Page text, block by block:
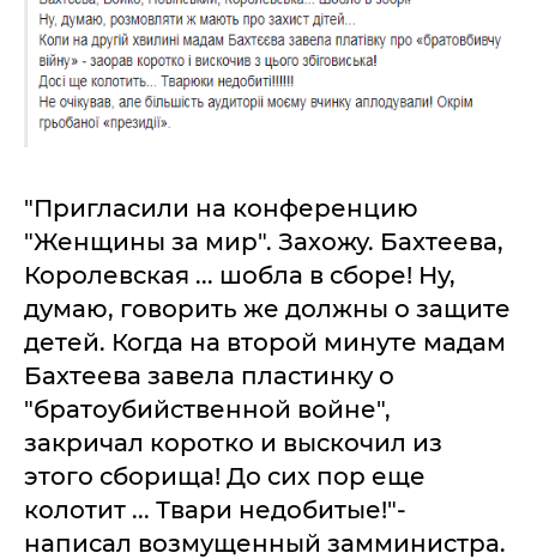
"Пригласили на конференцию
"Женщины за мир". Захожу. Бахтеева,
Королевская ... шобла в сборе! Ну,
думаю, говорить же должны о защите
детей. Когда на второй минуте мадам
Бахтеева завела пластинку о
"братоубийственной войне",
закричал коротко и выскочил из
этого сборища! До сих пор еще
колотит ... Твари недобитые!"-
написал возмущенный замминистра.